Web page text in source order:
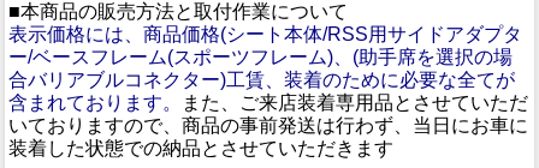
■本商品の販売方法と取付作業について
表示価格には、商品価格(シート本体/RSS用サイドアダプタ
ー/ベースフレーム(スポーツフレーム)、(助手席を選択の場
合バリアブルコネクター)工賃、装着のために必要な全てが
含まれております。
また、ご来店装着専用品とさせていただ
いておりますので、商品の事前発送は行わず、当日にお車に
装着した状態での納品とさせていただきます